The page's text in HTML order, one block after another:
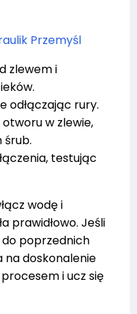
Przemyśl
zlewem i
odłączając rury.
w zlewie,
śrub.
testując
wodę i
prawidłowo. Jeśli
poprzednich
na doskonalenie
i ucz się